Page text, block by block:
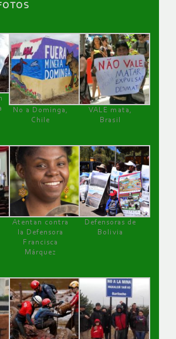
No a Dominga,
Chile
VALE mata,
Brasil
Atentan contra
la Defensora
Francisca
Márquez
Defensoras de
Bolivia